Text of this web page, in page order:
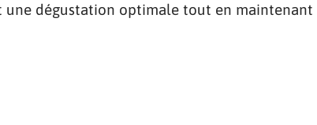
une dégustation optimale tout en maintenant